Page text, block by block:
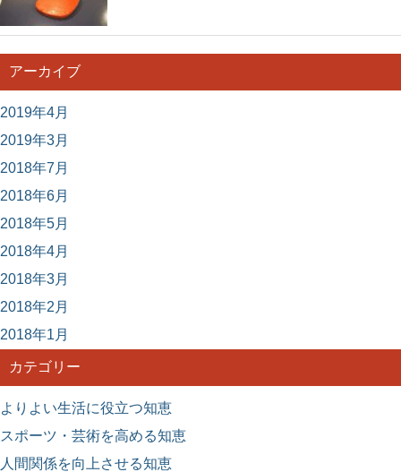
アーカイブ
2019年4月
2019年3月
2018年7月
2018年6月
2018年5月
2018年4月
2018年3月
2018年2月
2018年1月
カテゴリー
よりよい生活に役立つ知恵
スポーツ・芸術を高める知恵
人間関係を向上させる知恵